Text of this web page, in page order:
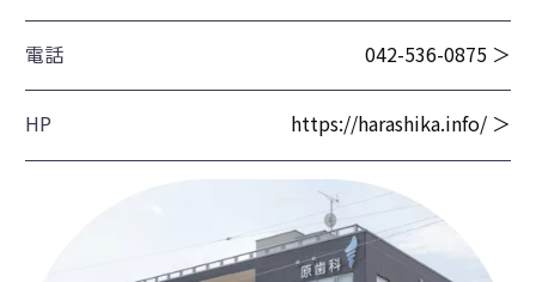
電話 042-536-0875 ＞
HP https://harashika.info/ ＞